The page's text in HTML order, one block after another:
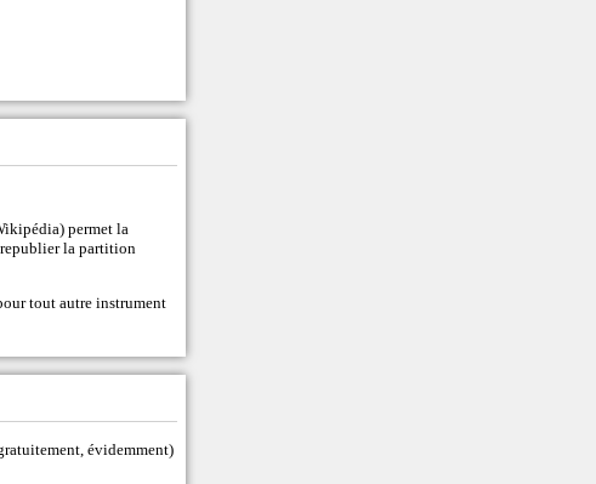
permet la
la partition
tout autre instrument
évidemment)